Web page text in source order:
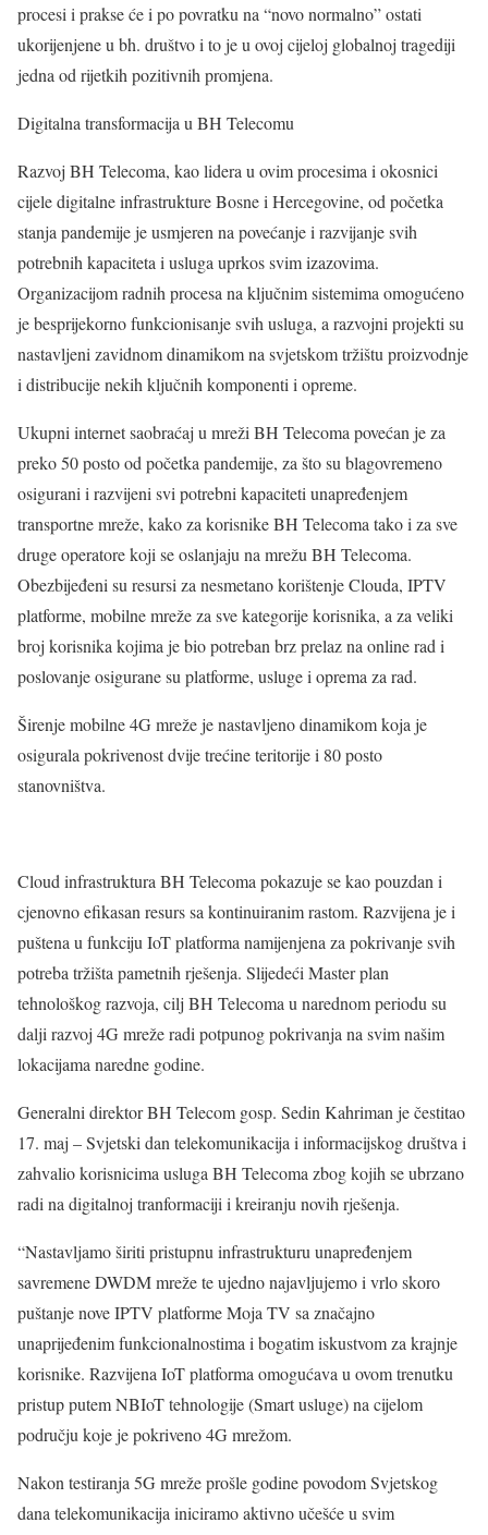
procesi i prakse će i po povratku na “novo normalno” ostati
ukorijenjene u bh. društvo i to je u ovoj cijeloj globalnoj tragediji
jedna od rijetkih pozitivnih promjena.
Digitalna transformacija u BH Telecomu
Razvoj BH Telecoma, kao lidera u ovim procesima i okosnici
cijele digitalne infrastrukture Bosne i Hercegovine, od početka
stanja pandemije je usmjeren na povećanje i razvijanje svih
potrebnih kapaciteta i usluga uprkos svim izazovima.
Organizacijom radnih procesa na ključnim sistemima omogućeno
je besprijekorno funkcionisanje svih usluga, a razvojni projekti su
nastavljeni zavidnom dinamikom na svjetskom tržištu proizvodnje
i distribucije nekih ključnih komponenti i opreme.
Ukupni internet saobraćaj u mreži BH Telecoma povećan je za
preko 50 posto od početka pandemije, za što su blagovremeno
osigurani i razvijeni svi potrebni kapaciteti unapređenjem
transportne mreže, kako za korisnike BH Telecoma tako i za sve
druge operatore koji se oslanjaju na mrežu BH Telecoma.
Obezbijeđeni su resursi za nesmetano korištenje Clouda, IPTV
platforme, mobilne mreže za sve kategorije korisnika, a za veliki
broj korisnika kojima je bio potreban brz prelaz na online rad i
poslovanje osigurane su platforme, usluge i oprema za rad.
Širenje mobilne 4G mreže je nastavljeno dinamikom koja je
osigurala pokrivenost dvije trećine teritorije i 80 posto
stanovništva.
Cloud infrastruktura BH Telecoma pokazuje se kao pouzdan i
cjenovno efikasan resurs sa kontinuiranim rastom. Razvijena je i
puštena u funkciju IoT platforma namijenjena za pokrivanje svih
potreba tržišta pametnih rješenja. Slijedeći Master plan
tehnološkog razvoja, cilj BH Telecoma u narednom periodu su
dalji razvoj 4G mreže radi potpunog pokrivanja na svim našim
lokacijama naredne godine.
Generalni direktor BH Telecom gosp. Sedin Kahriman je čestitao
17. maj – Svjetski dan telekomunikacija i informacijskog društva i
zahvalio korisnicima usluga BH Telecoma zbog kojih se ubrzano
radi na digitalnoj tranformaciji i kreiranju novih rješenja.
“Nastavljamo širiti pristupnu infrastrukturu unapređenjem
savremene DWDM mreže te ujedno najavljujemo i vrlo skoro
puštanje nove IPTV platforme Moja TV sa značajno
unaprijeđenim funkcionalnostima i bogatim iskustvom za krajnje
korisnike. Razvijena IoT platforma omogućava u ovom trenutku
pristup putem NBIoT tehnologije (Smart usluge) na cijelom
području koje je pokriveno 4G mrežom.
Nakon testiranja 5G mreže prošle godine povodom Svjetskog
dana telekomunikacija iniciramo aktivno učešće u svim